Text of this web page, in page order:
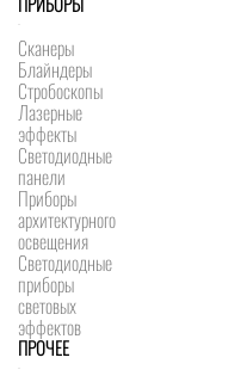
Сканеры
Блайндеры
Стробоскопы
Лазерные
эффекты
Светодиодные
панели
Приборы
архитектурного
освещения
Светодиодные
приборы
световых
эффектов
ПРОЧЕЕ